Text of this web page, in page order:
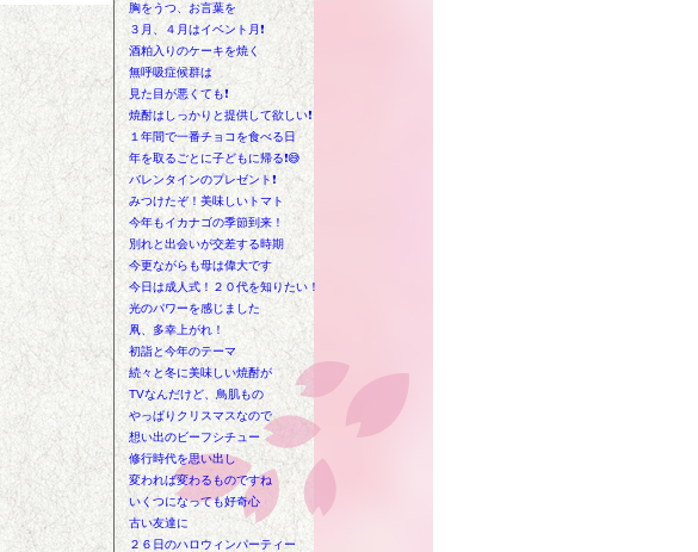
胸をうつ、お言葉を
３月、４月はイベント月❗
酒粕入りのケーキを焼く
無呼吸症候群は
見た目が悪くても❗
焼酎はしっかりと提供して欲しい❗
１年間で一番チョコを食べる日
年を取るごとに子どもに帰る❗😅
バレンタインのプレゼント❗
みつけたぞ！美味しいトマト
今年もイカナゴの季節到来！
別れと出会いが交差する時期
今更ながらも母は偉大です
今日は成人式！２０代を知りたい！
光のパワーを感じました
凧、多幸上がれ！
初詣と今年のテーマ
続々と冬に美味しい焼酎が
TVなんだけど、鳥肌もの
やっぱりクリスマスなので
想い出のビーフシチュー
修行時代を思い出し
変われば変わるものですね
いくつになっても好奇心
古い友達に
２６日のハロウィンパーティー